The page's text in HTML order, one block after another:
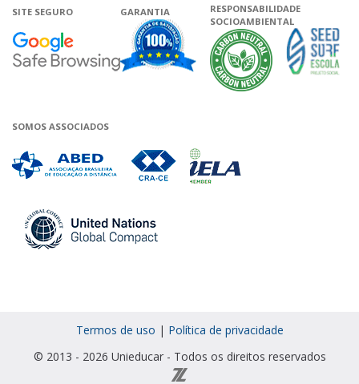
SITE SEGURO
Google - Status do site no
GARANTIA
Garantia de satisfação
RESPONSABILIDADE
SOCIOAMBIENTAL
A
SOMOS ASSOCIADOS
Termos de uso | Política de privacidade
© 2013 - 2026 Unieducar - Todos os direitos reservados